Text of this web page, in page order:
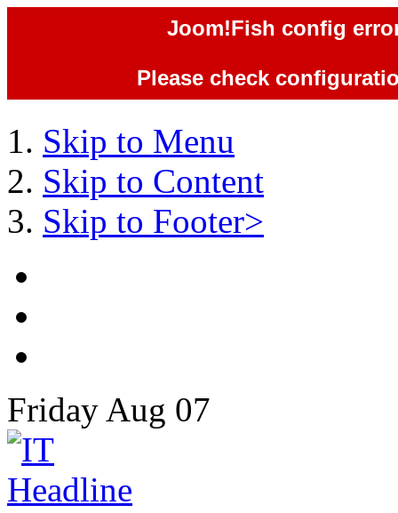
Joom!Fish config
Please check
Skip to Menu
Skip to Content
Skip to Footer>
Friday Aug 07